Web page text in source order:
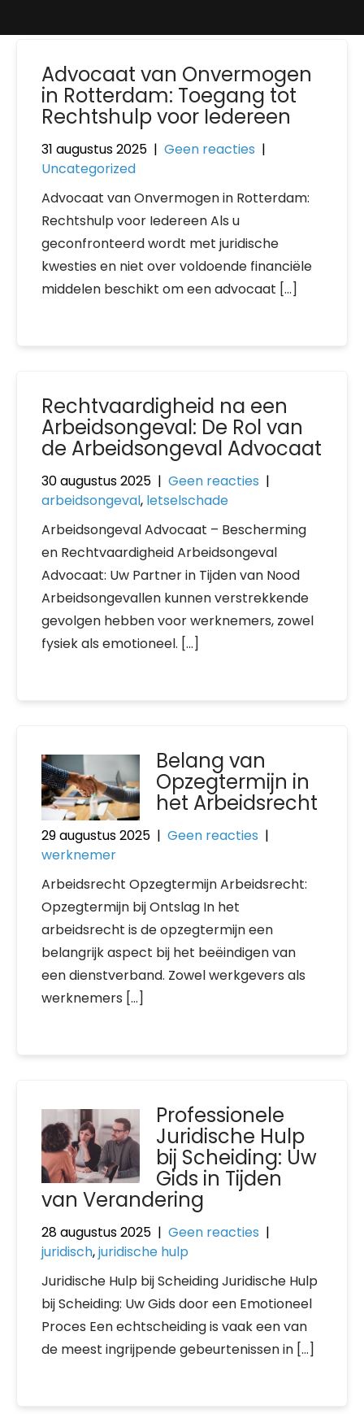
Advocaat van Onvermogen
in Rotterdam: Toegang tot
Rechtshulp voor Iedereen
31 augustus 2025 | Geen reacties |
Uncategorized
Advocaat van Onvermogen in Rotterdam:
Rechtshulp voor Iedereen Als u
geconfronteerd wordt met juridische
kwesties en niet over voldoende financiële
middelen beschikt om een advocaat […]
Rechtvaardigheid na een
Arbeidsongeval: De Rol van
de Arbeidsongeval Advocaat
30 augustus 2025 | Geen reacties |
arbeidsongeval, letselschade
Arbeidsongeval Advocaat – Bescherming
en Rechtvaardigheid Arbeidsongeval
Advocaat: Uw Partner in Tijden van Nood
Arbeidsongevallen kunnen verstrekkende
gevolgen hebben voor werknemers, zowel
fysiek als emotioneel. […]
Belang van
Opzegtermijn in
het Arbeidsrecht
29 augustus 2025 | Geen reacties |
werknemer
Arbeidsrecht Opzegtermijn Arbeidsrecht:
Opzegtermijn bij Ontslag In het
arbeidsrecht is de opzegtermijn een
belangrijk aspect bij het beëindigen van
een dienstverband. Zowel werkgevers als
werknemers […]
Professionele
Juridische Hulp
bij Scheiding: Uw
Gids in Tijden
van Verandering
28 augustus 2025 | Geen reacties |
juridisch,juridische hulp
Juridische Hulp bij Scheiding Juridische Hulp
bij Scheiding: Uw Gids door een Emotioneel
Proces Een echtscheiding is vaak een van
de meest ingrijpende gebeurtenissen in […]